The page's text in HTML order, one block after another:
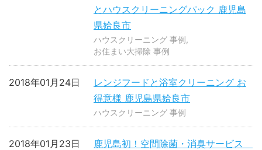
とハウスクリーニングパック 鹿児島
県姶良市
ハウスクリーニング 事例
お住まい大掃除 事例
レンジフードと浴室クリーニング お
得意様 鹿児島県姶良市
2018年01月24日
ハウスクリーニング 事例
鹿児島初！空間除菌・消臭サービス
2018年01月23日